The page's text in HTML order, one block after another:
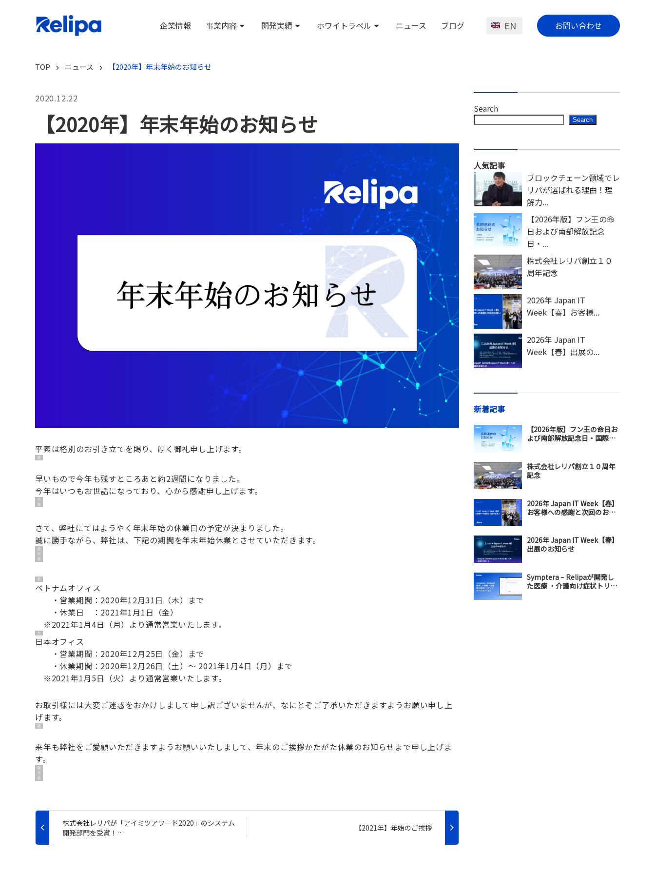
企業情報 事業内容 開発実績 ホワイトラベル ニュース ブログ EN お問い合わせ
TOP ニュース 【2020年】年末年始のお知らせ
2020.12.22
【2020年】年末年始のお知らせ
平素は格別のお引き立てを賜り、厚く御礼申し上げます。
早いもので今年も残すところあと約2週間になりました。
今年はいつもお世話になっており、心から感謝申し上げます。
さて、弊社にてはようやく年末年始の休業日の予定が決まりました。
誠に勝手ながら、弊社は、下記の期間を年末年始休業とさせていただきます。
ベトナムオフィス
・営業期間：2020年12月31日（木）まで
・休業日 ：2021年1月1日（金）
※2021年1月4日（月）より通常営業いたします。
日本オフィス
・営業期間：2020年12月25日（金）まで
・休業期間：2020年12月26日（土）〜 2021年1月4日（月）まで
※2021年1月5日（火）より通常営業いたします。
お取引様には大変ご迷惑をおかけしまして申し訳ございませんが、なにとぞご了承いただきますようお願い申し上
げます。
来年も弊社をご愛顧いただきますようお願いいたしまして、年末のご挨拶かたがた休業のお知らせまで申し上げま
す。
株式会社レリパが「アイミツアワード2020」のシステム
開発部門を受賞！…
【2021年】年始のご挨拶
Search
Search
人気記事
ブロックチェーン領域でレ
リパが選ばれる理由！理
解力...
【2026年版】フン王の命
日および南部解放記念
日・...
株式会社レリパ創立１０
周年記念
2026年 Japan IT
Week【春】お客様...
2026年 Japan IT
Week【春】出展の...
新着記事
【2026年版】フン王の命日お
よび南部解放記念日・国際メ
株式会社レリパ創立１０周年
記念
2026年 Japan IT Week【春】
お客様への感謝と次回のお誘
2026年 Japan IT Week【春】
出展のお知らせ
Symptera – Relipaが開発し
た医療 ・介護向け症状トリア